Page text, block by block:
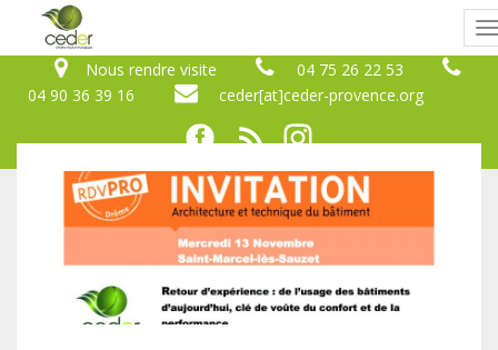
Nous rendre visite
04 75 26 22 53
04 90 36 39 16
ceder[at]ceder-provence.org